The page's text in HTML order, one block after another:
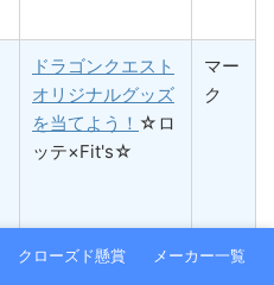
ドラゴンクエスト
オリジナルグッズ
を当てよう！ ☆ロ
ッテ×Fit's☆
マー
ク
クローズド懸賞 メーカー一覧